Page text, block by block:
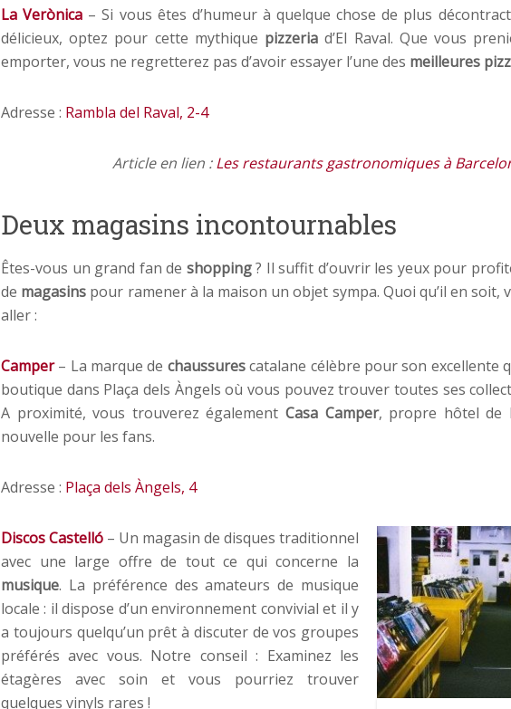
La Verònica – Si vous êtes d’humeur à quelque chose de plus
délicieux, optez pour cette mythique pizzeria d’El Raval. Que vous
emporter, vous ne regretterez pas d’avoir essayer l’une des meilleures
Adresse : Rambla del Raval, 2-4
Article en lien :Les restaurants gastronomiques à
Deux magasins incontournables
Êtes-vous un grand fan de shopping? Il suffit d’ouvrir les yeux pour
de magasins pour ramener à la maison un objet sympa. Quoi qu’il en soit,
aller :
Camper– La marque de chaussurescatalane célèbre pour son excellente
boutique dans Plaça dels Àngels où vous pouvez trouver toutes ses
A proximité, vous trouverez également Casa Camper, propre hôtel de
nouvelle pour les fans.
Adresse : Plaça dels Àngels, 4
Discos Castelló – Un magasin de disques traditionnel
avec une large offre de tout ce qui concerne la
musique. La préférence des amateurs de musique
locale : il dispose d’un environnement convivial et il y
a toujours quelqu’un prêt à discuter de vos groupes
préférés avec vous. Notre conseil : Examinez les
étagères avec soin et vous pourriez trouver
quelques vinyls rares !